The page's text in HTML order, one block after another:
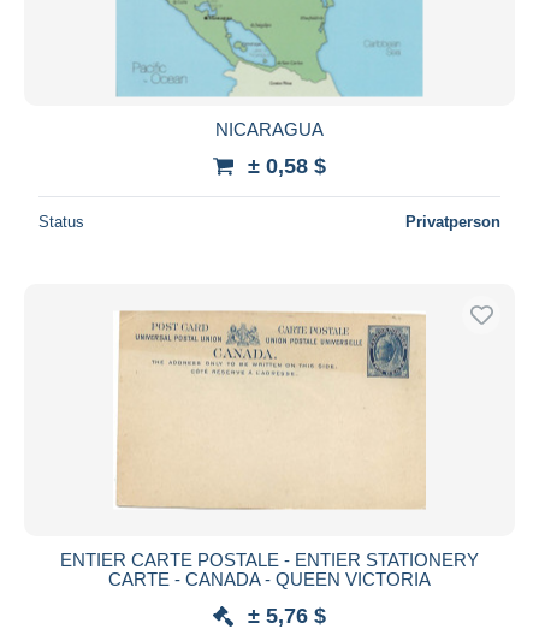
NICARAGUA
± 0,58 $
Status Privatperson
ENTIER CARTE POSTALE - ENTIER STATIONERY
CARTE - CANADA - QUEEN VICTORIA
± 5,76 $